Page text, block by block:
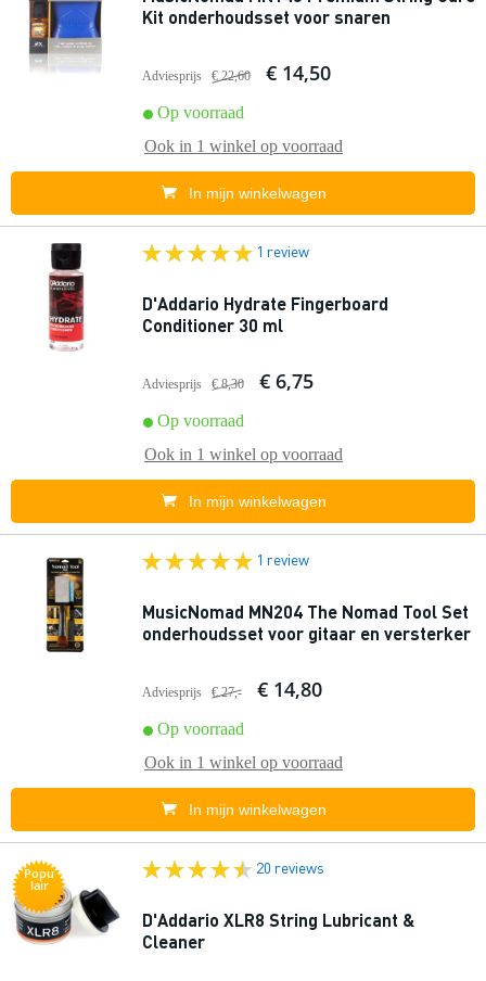
Kit onderhoudsset voor snaren
Adviesprijs € 22,60 € 14,50
Op voorraad
Ook in 1 winkel op voorraad
In mijn winkelwagen
1 review
D'Addario Hydrate Fingerboard
Conditioner 30 ml
Adviesprijs € 8,30 € 6,75
Op voorraad
Ook in 1 winkel op voorraad
In mijn winkelwagen
1 review
MusicNomad MN204 The Nomad Tool Set
onderhoudsset voor gitaar en versterker
Adviesprijs € 27,- € 14,80
Op voorraad
Ook in 1 winkel op voorraad
In mijn winkelwagen
Popu
lair
20 reviews
D'Addario XLR8 String Lubricant &
Cleaner